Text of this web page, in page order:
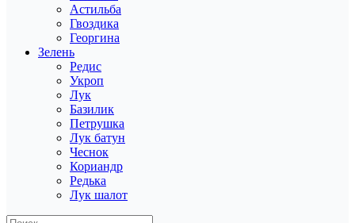
Астильба
Гвоздика
Георгина
Зелень
Редис
Укроп
Лук
Базилик
Петрушка
Лук батун
Чеснок
Кориандр
Редька
Лук шалот